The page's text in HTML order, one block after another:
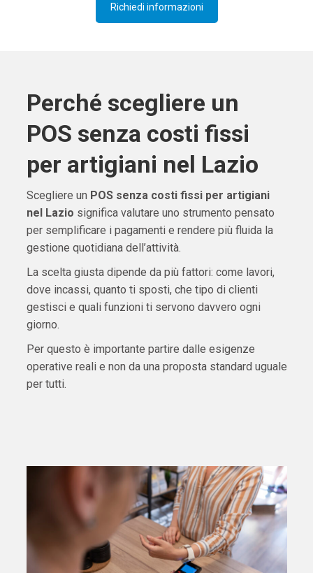
Richiedi informazioni
Perché scegliere un
POS senza costi fissi
per artigiani nel Lazio
Scegliere un POS senza costi fissi per artigiani
nel Lazio significa valutare uno strumento pensato
per semplificare i pagamenti e rendere più fluida la
gestione quotidiana dell’attività.
La scelta giusta dipende da più fattori: come lavori,
dove incassi, quanto ti sposti, che tipo di clienti
gestisci e quali funzioni ti servono davvero ogni
giorno.
Per questo è importante partire dalle esigenze
operative reali e non da una proposta standard uguale
per tutti.